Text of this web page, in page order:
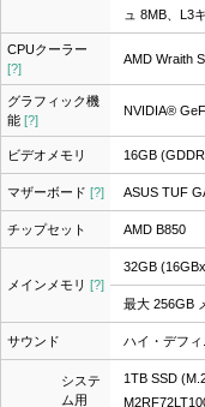
ュ 8MB、L3
CPUクーラー
[?]
AMD Wraith
グラフィック機
能 [?]
NVIDIA®
ビデオメモリ 16GB
マザーボード [?] ASUS TUF
チップセット AMD B850
メインメモリ [?]
32GB
最大 256GB
サウンド ハイ・デフ
システ
ム用
1TB SSD